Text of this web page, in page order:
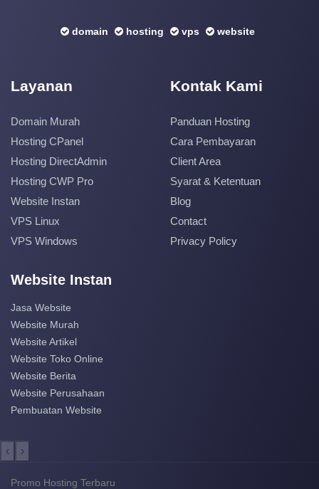
domain hosting vps website
Layanan
Domain Murah
Hosting CPanel
Hosting DirectAdmin
Hosting CWP Pro
Website Instan
VPS Linux
VPS Windows
Kontak Kami
Panduan Hosting
Cara Pembayaran
Client Area
Syarat & Ketentuan
Blog
Contact
Privacy Policy
Website Instan
Jasa Website
Website Murah
Website Artikel
Website Toko Online
Website Berita
Website Perusahaan
Pembuatan Website
‹ ›
Promo Hosting Terbaru